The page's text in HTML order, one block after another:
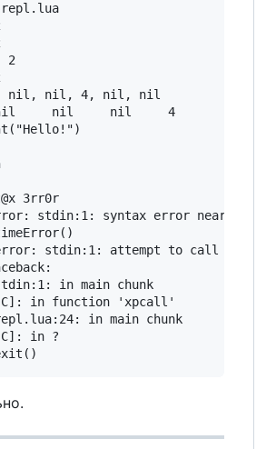
2
nil, nil, 4, nil, nil
nil     nil     4       nil
3rr0r
stdin:1: syntax error near '@'
error: stdin:1: attempt to call a nil
in main chunk
in function 'xpcall'
in main chunk
in ?